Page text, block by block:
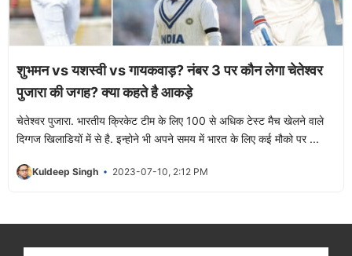
शुभमन vs यशस्वी vs गायकवाड़? नंबर 3 पर कौन लेगा चेतेश्वर
पुजारा की जगह? क्या कहते है आकड़े
चेतेश्वर पुजारा. भारतीय क्रिकेट टीम के लिए 100 से अधिक टेस्ट मैच खेलने वाले
दिग्गज खिलाडियों में से है. इन्होने भी अपने समय में भारत के लिए कई मौको पर ...
Kuldeep Singh 2023-07-10, 2:12 PM